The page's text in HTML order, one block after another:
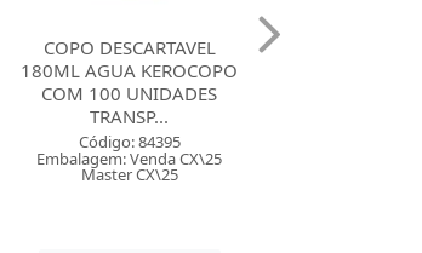
COPO DESCARTAVEL
200ML AGUA KEROCOPO
COM 100 UNIDADES
TRANSP...
Código: 84396
Embalagem: Venda CX\25
Master CX\25